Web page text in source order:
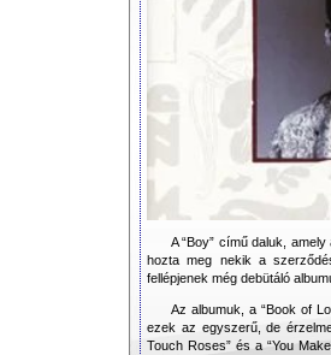
A “Boy” című daluk,
hozta meg nekik a
fellépjenek még debütáló
Az albumuk, a “Book of
ezek az egyszerű, de
Touch Roses” és a “You